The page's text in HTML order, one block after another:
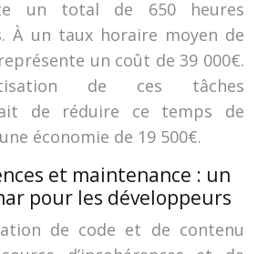
un total de 650 heures
À un taux horaire moyen de
un coût de 39 000€.
de ces tâches
de réduire ce temps de
économie de 19 500€.
et maintenance : un
pour les développeurs
de code et de contenu